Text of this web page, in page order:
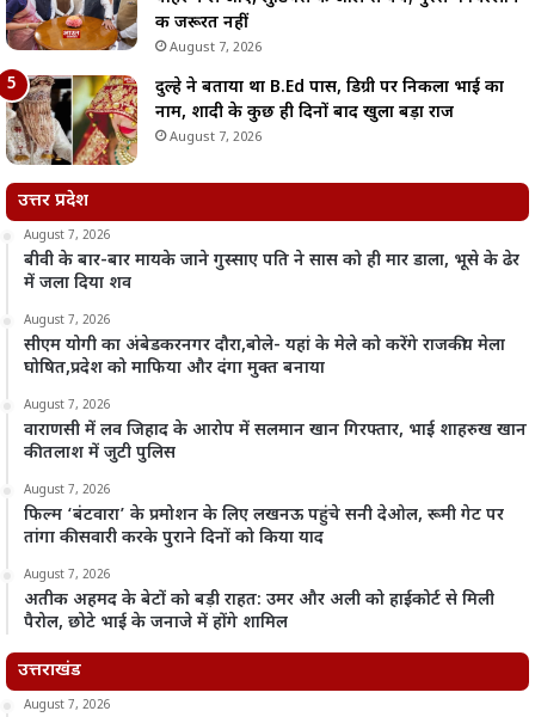
की जरूरत नहीं
August 7, 2026
दुल्हे ने बताया था B.Ed पास, डिग्री पर निकला भाई का
नाम, शादी के कुछ ही दिनों बाद खुला बड़ा राज
August 7, 2026
उत्तर प्रदेश
August 7, 2026
बीवी के बार-बार मायके जाने गुस्साए पति ने सास को ही मार डाला, भूसे के ढेर
में जला दिया शव
August 7, 2026
सीएम योगी का अंबेडकरनगर दौरा,बोले- यहां के मेले को करेंगे राजकीय मेला
घोषित,प्रदेश को माफिया और दंगा मुक्त बनाया
August 7, 2026
वाराणसी में लव जिहाद के आरोप में सलमान खान गिरफ्तार, भाई शाहरुख खान
की तलाश में जुटी पुलिस
August 7, 2026
फिल्म ‘बंटवारा’ के प्रमोशन के लिए लखनऊ पहुंचे सनी देओल, रूमी गेट पर
तांगा की सवारी करके पुराने दिनों को किया याद
August 7, 2026
अतीक अहमद के बेटों को बड़ी राहत: उमर और अली को हाईकोर्ट से मिली
पैरोल, छोटे भाई के जनाजे में होंगे शामिल
उत्तराखंड
August 7, 2026